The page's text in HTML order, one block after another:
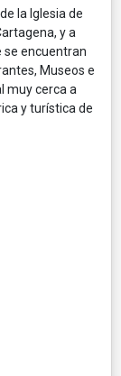
la Iglesia de
y a
se encuentran
Museos e
muy cerca a
y turística de